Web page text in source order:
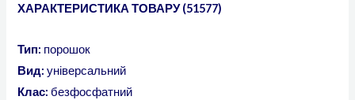
ХАРАКТЕРИСТИКА ТОВАРУ (51577)
Тип: порошок
Вид:універсальний
Клас:безфосфатний